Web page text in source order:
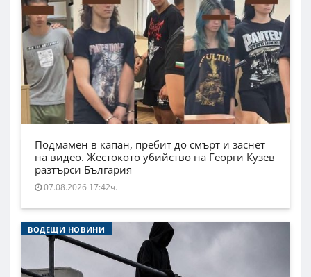
Подмамен в капан, пребит до смърт и заснет
на видео. Жестокото убийство на Георги Кузев
разтърси България
07.08.2026 17:42ч.
ВОДЕЩИ НОВИНИ